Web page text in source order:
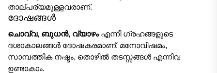
താല്പര്യമുള്ളവരാണ്.
ദോഷങ്ങൾ
ചൊവ്വ, ബുധൻ, വ്യാഴംഎന്നീ ഗ്രഹങ്ങളുടെ
ദശാകാലങ്ങൾ ദോഷകരമാണ്. മനോവിഷമം,
സാമ്പത്തിക നഷ്ടം, തൊഴിൽ തടസ്സങ്ങൾ എന്നിവ
ഉണ്ടാകാം.